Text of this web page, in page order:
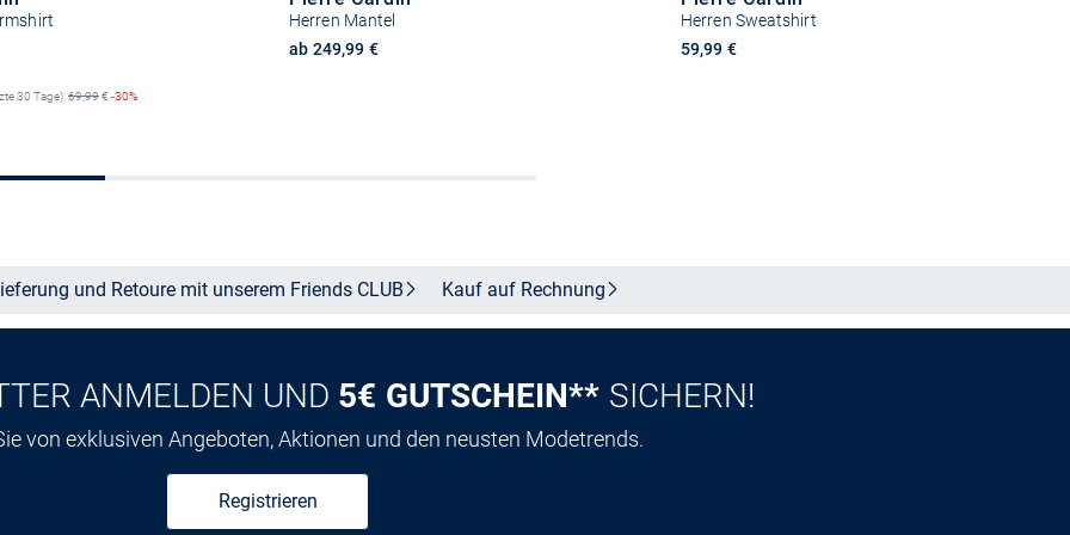
30 Tage):69,99€ -30%
Herren Mantel
ab 249,99 €
Herren Sweatshirt
59,99 €
und Retoure mit unserem Friends CLUB Kauf auf Rechnung
ANMELDEN UND 5€ GUTSCHEIN** SICHERN!
von exklusiven Angeboten, Aktionen und den neusten Modetrends.
Registrieren